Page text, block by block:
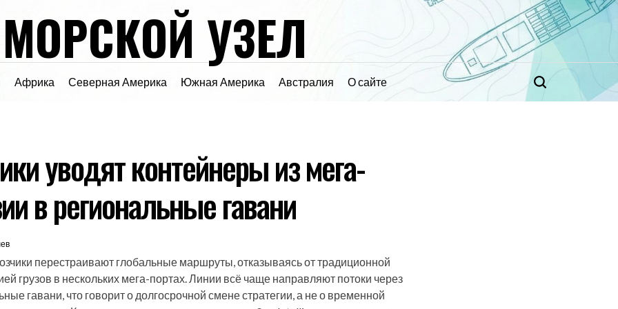
МОРСКОЙ УЗЕЛ
Африка Северная Америка Южная Америка Австралия О сайте Поиск
уводят контейнеры из мега-
в региональные гавани
перестраивают глобальные маршруты, отказываясь от традиционной
грузов в нескольких мега-портах. Линии всё чаще направляют потоки через
гавани, что говорит о долгосрочной смене стратегии, а не о временной